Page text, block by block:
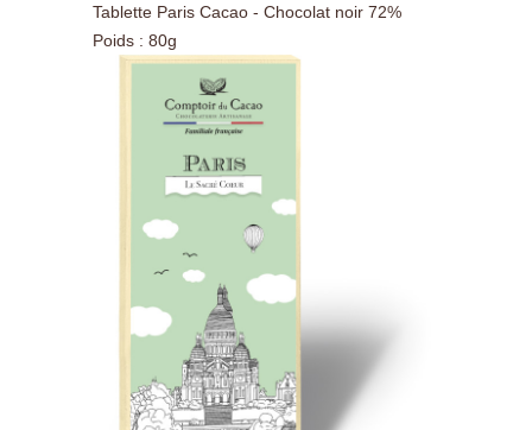
Tablette Paris Cacao - Chocolat noir 72%
Poids : 80g